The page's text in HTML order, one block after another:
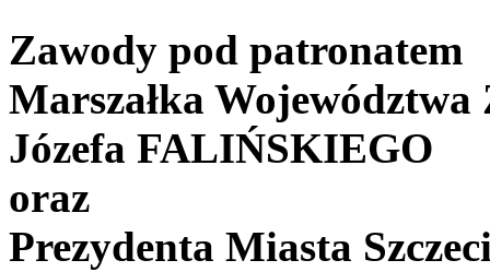
Zawody pod patronatem
Marszałka
Józefa FALIŃSKIEGO
oraz
Prezydenta Miasta